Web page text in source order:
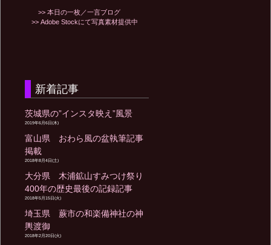
>> 本日の一枚／一言ブログ
>> Adobe Stockにて写真素材提供中
新着記事
茨城県の”インスタ映え”風景
2019年6月6日(木)
富山県 おわら風の盆執筆記事
掲載
2018年8月4日(土)
大分県 木浦鉱山すみつけ祭り
400年の歴史最後の記録記事
2018年5月15日(火)
埼玉県 蕨市の和楽備神社の神
輿渡御
2018年2月20日(火)